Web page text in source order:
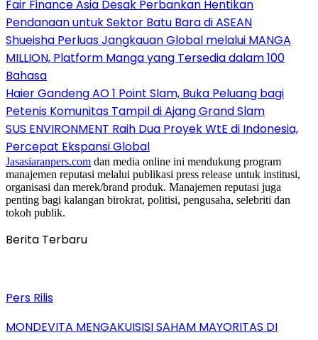
Fair Finance Asia Desak Perbankan Hentikan
Pendanaan untuk Sektor Batu Bara di ASEAN
Shueisha Perluas Jangkauan Global melalui MANGA
MILLION, Platform Manga yang Tersedia dalam 100
Bahasa
Haier Gandeng AO 1 Point Slam, Buka Peluang bagi
Petenis Komunitas Tampil di Ajang Grand Slam
SUS ENVIRONMENT Raih Dua Proyek WtE di Indonesia,
Percepat Ekspansi Global
Jasasiaranpers.com dan media online ini mendukung program
manajemen reputasi melalui publikasi press release untuk institusi,
organisasi dan merek/brand produk. Manajemen reputasi juga
penting bagi kalangan birokrat, politisi, pengusaha, selebriti dan
tokoh publik.
Berita Terbaru
Pers Rilis
MONDEVITA MENGAKUISISI SAHAM MAYORITAS DI